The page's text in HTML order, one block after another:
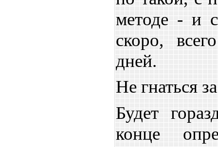
методе - и
скоро,
дней.
Не гнаться
Будет
конце